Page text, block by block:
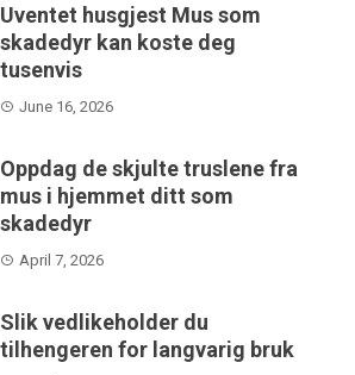
Uventet husgjest Mus som
skadedyr kan koste deg
tusenvis
June 16, 2026
Oppdag de skjulte truslene fra
mus i hjemmet ditt som
skadedyr
April 7, 2026
Slik vedlikeholder du
tilhengeren for langvarig bruk